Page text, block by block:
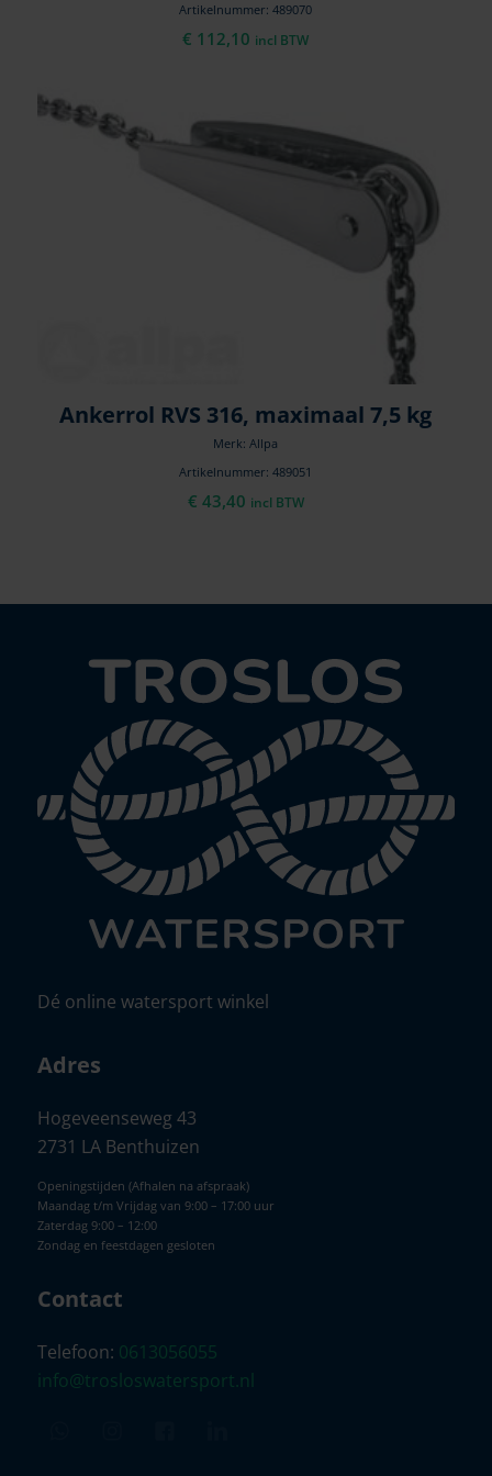
Artikelnummer: 489070
€ 112,10 incl BTW
Ankerrol RVS 316, maximaal 7,5 kg
Merk: Allpa
Artikelnummer: 489051
€ 43,40 incl BTW
Dé online watersport winkel
Adres
Hogeveenseweg 43
2731 LA Benthuizen
Openingstijden (Afhalen na afspraak)
Maandag t/m Vrijdag van 9:00 – 17:00 uur
Zaterdag 9:00 – 12:00
Zondag en feestdagen gesloten
Contact
Telefoon: 0613056055
info@trosloswatersport.nl